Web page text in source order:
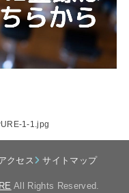
1-1.jpg
クセス サイトマップ
All Rights Reserved.